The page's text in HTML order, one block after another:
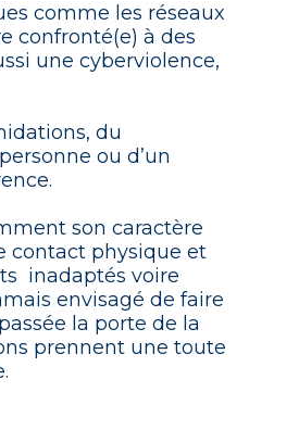
comme les réseaux
confronté(e) à des
une cyberviolence,
du
ou d’un
son caractère
contact physique et
inadaptés voire
envisagé de faire
la porte de la
prennent une toute